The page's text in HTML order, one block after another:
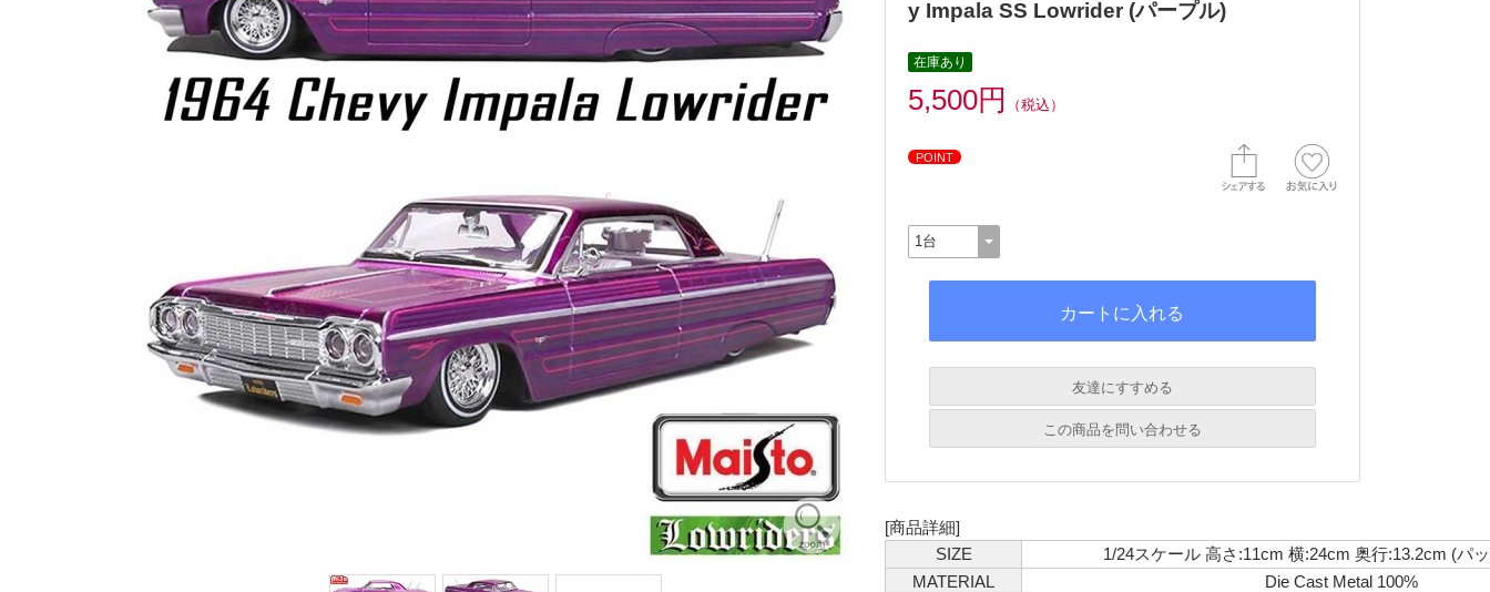
y Impala SS Lowrider (パープル)
在庫あり
5,500円 （税込）
POINT
友達にすすめる
必須
この商品を問い合わせる
必須
[商品詳細]
SIZE
1/24スケール 高さ:11cm 横:24cm 奥行:13.2cm (パ
MATERIAL
Die Cast Metal 100%